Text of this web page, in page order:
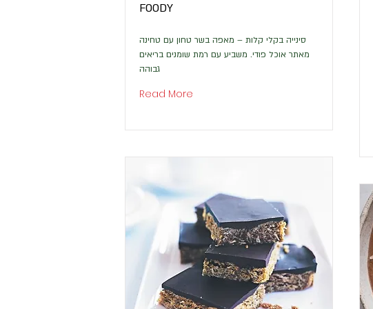
FOODY
סינייה בקלי קלות – מאפה בשר טחון עם טחינה
מאתר אוכל פודי. משביע עם רמת שומנים בריאים
גבוהה
Read More